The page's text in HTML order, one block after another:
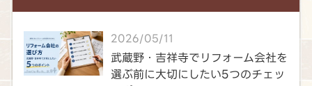
2026/05/11
武蔵野・吉祥寺でリフォーム会社を
選ぶ前に大切にしたい5つのチェッ